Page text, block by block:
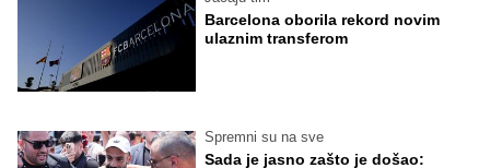
Barcelona oborila rekord novim
ulaznim transferom
Spremni su na sve
Sada je jasno zašto je došao: